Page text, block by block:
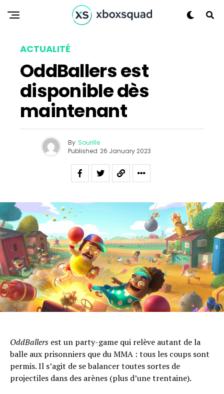
ACTUALITÉ
OddBallers est
disponible dès
maintenant
By Sourille
Published 26 January 2023
OddBallers est un party-game qui relève autant de la
balle aux prisonniers que du MMA : tous les coups sont
permis. Il s’agit de se balancer toutes sortes de
projectiles dans des arènes (plus d’une trentaine).